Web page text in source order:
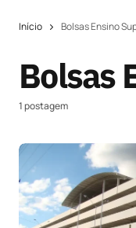
Início Bolsas Ensino
Bolsas
1 postagem